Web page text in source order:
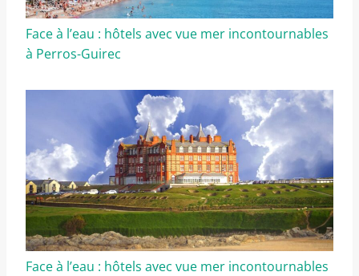
Face à l’eau : hôtels avec vue mer incontournables
à Perros-Guirec
Face à l’eau : hôtels avec vue mer incontournables